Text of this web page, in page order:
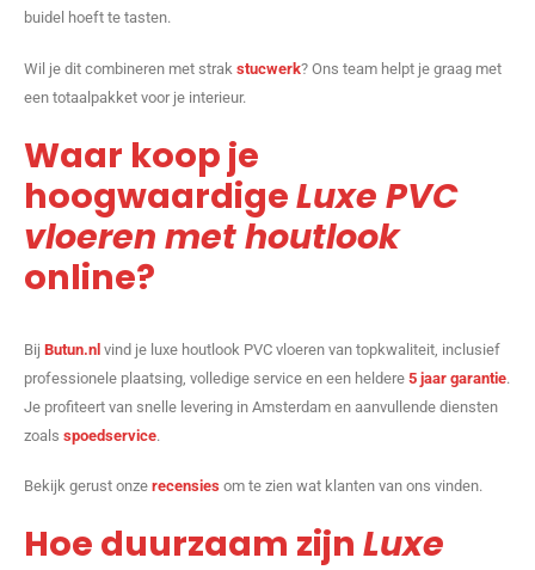
buidel hoeft te tasten.
Wil je dit combineren met strak stucwerk? Ons team helpt je graag met
een totaalpakket voor je interieur.
Waar koop je
hoogwaardigeLuxe PVC
vloeren met houtlook
online?
Bij Butun.nl vind je luxe houtlook PVC vloeren van topkwaliteit, inclusief
professionele plaatsing, volledige service en een heldere 5 jaar garantie.
Je profiteert van snelle levering in Amsterdam en aanvullende diensten
zoals spoedservice.
Bekijk gerust onze recensies om te zien wat klanten van ons vinden.
Hoe duurzaam zijn Luxe